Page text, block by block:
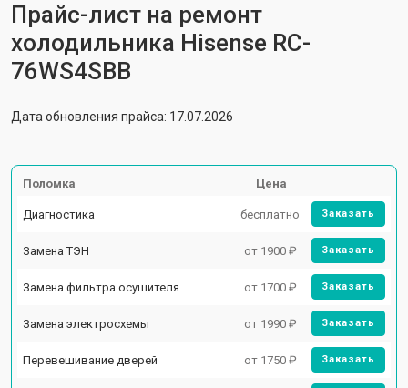
Прайс-лист на ремонт
холодильника Hisense RC-
76WS4SBB
Дата обновления прайса: 17.07.2026
Поломка Цена
Диагностика бесплатно Заказать
Замена ТЭН от 1900 ₽ Заказать
Замена фильтра осушителя от 1700 ₽ Заказать
Замена электросхемы от 1990 ₽ Заказать
Перевешивание дверей от 1750 ₽ Заказать